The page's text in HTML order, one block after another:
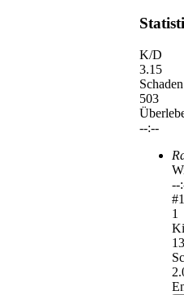
K/D
3.15
Schaden
503
--:--
--
#
1